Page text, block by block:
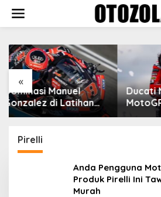
content
«
Ducati Nilai Gelar
MotoGP 2025 Jadi
Cara Marc Marquez
Pirelli
Anda Pengguna
Produk Pirelli Ini
Murah